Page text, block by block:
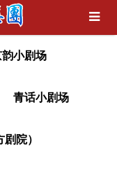
韵小剧场
青话小剧场
院）